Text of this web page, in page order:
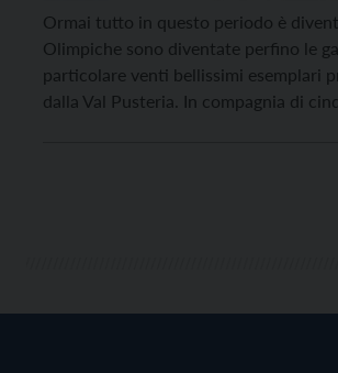
Ormai tutto in questo periodo è
Olimpiche sono diventate perfino le
particolare venti bellissimi esemplari
dalla Val Pusteria. In compagnia di